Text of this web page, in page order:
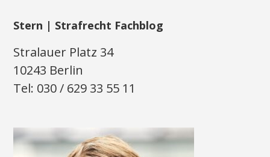
Stern | Strafrecht Fachblog
Stralauer Platz 34
10243 Berlin
Tel: 030 / 629 33 55 11